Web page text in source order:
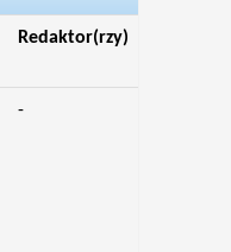
Redaktor(rzy)
-